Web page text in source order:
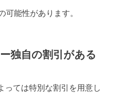
可能性があります。
独自の割引がある
っては特別な割引を用意し